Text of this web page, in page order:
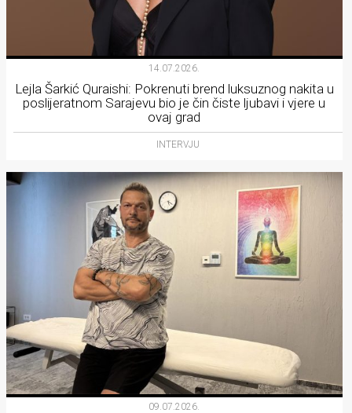
14.07.2026.
Lejla Šarkić Quraishi: Pokrenuti brend luksuznog nakita u
poslijeratnom Sarajevu bio je čin čiste ljubavi i vjere u
ovaj grad
INTERVJU
09.07.2026.